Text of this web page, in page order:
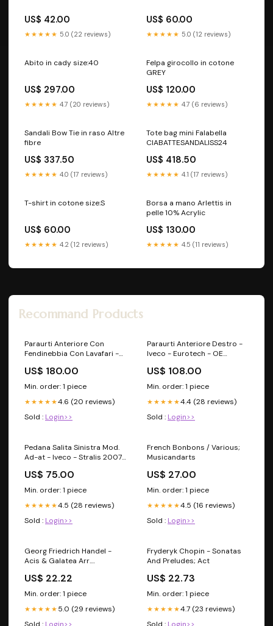
US$ 42.00
★★★★★ 5.0 (22 reviews)
US$ 60.00
★★★★★ 5.0 (12 reviews)
Abito in cady size:40
US$ 297.00
★★★★★ 4.7 (20 reviews)
Felpa girocollo in cotone
GREY
US$ 120.00
★★★★★ 4.7 (6 reviews)
Sandali Bow Tie in raso Altre
fibre
US$ 337.50
★★★★★ 4.0 (17 reviews)
Tote bag mini Falabella
CIABATTESANDALISS24
US$ 418.50
★★★★★ 4.1 (17 reviews)
T-shirt in cotone size:S
US$ 60.00
★★★★★ 4.2 (12 reviews)
Borsa a mano Arlettis in
pelle 10% Acrylic
US$ 130.00
★★★★★ 4.5 (11 reviews)
Recommand Products
Paraurti Anteriore Con
Fendinebbia Con Lavafari -
OE 5801690553 -
5801693353 Berlingo Van
US$ 180.00
Min. order: 1 piece
★★★★★4.6 (20 reviews)
Sold : Login>>
Paraurti Anteriore Destro -
Iveco - Eurotech - OE
US$ 108.00
Min. order: 1 piece
★★★★★4.4 (28 reviews)
Sold : Login>>
Pedana Salita Sinistra Mod.
Ad-at - Iveco - Stralis 2007
504083110 Traversa
US$ 75.00
Min. order: 1 piece
★★★★★4.5 (28 reviews)
Sold : Login>>
French Bonbons / Various;
Musicandarts
US$ 27.00
Min. order: 1 piece
★★★★★4.5 (16 reviews)
Sold : Login>>
Georg Friedrich Handel -
Acis & Galatea Arr.
US$ 22.22
Min. order: 1 piece
★★★★★ 5.0 (29 reviews)
Sold : Login>>
Fryderyk Chopin - Sonatas
And Preludes; Act
US$ 22.73
Min. order: 1 piece
★★★★★4.7 (23 reviews)
Sold : Login>>